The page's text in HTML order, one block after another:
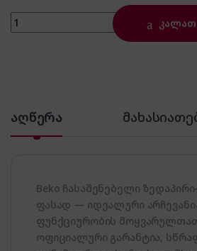
BEKO HILW 64225 SW quantity
აღწერა
Beko ჩასაშენებელი
ფასად — იდეალური
ფუნქციურობის
ოფიციალური გარანტია,